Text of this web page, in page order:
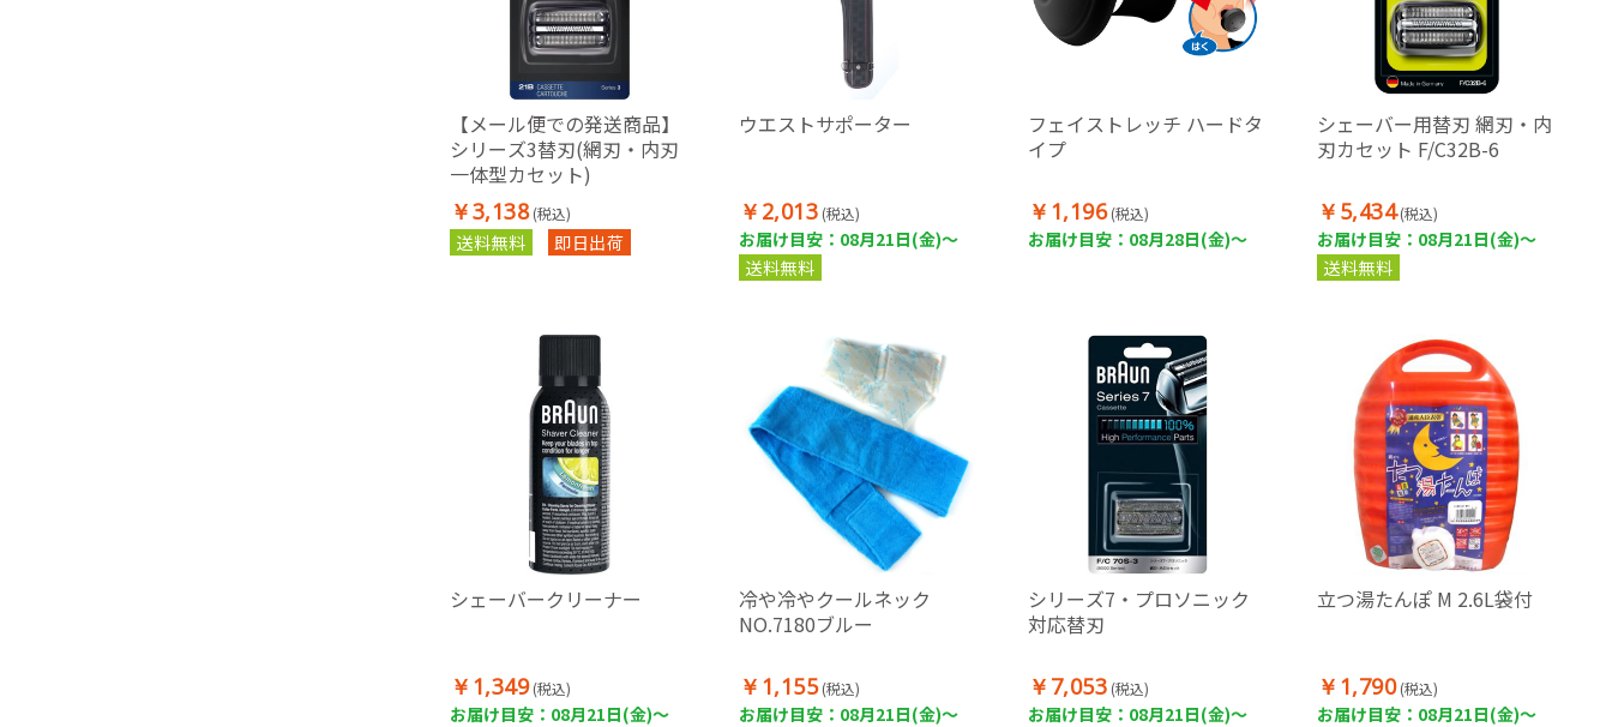
【メール便での発送商品】
シリーズ3替刃(網刃・内刃
一体型カセット)
￥3,138 (税込)
送料無料 即日出荷
ウエストサポーター
￥2,013 (税込)
お届け目安：08月21日(金)～
送料無料
フェイストレッチ ハードタ
イプ
￥1,196 (税込)
お届け目安：08月28日(金)～
シェーバー用替刃 網刃・内
刃カセット F/C32B-6
￥5,434 (税込)
お届け目安：08月21日(金)～
送料無料
シェーバークリーナー
￥1,349 (税込)
お届け目安：08月21日(金)～
冷や冷やクールネック
NO.7180ブルー
￥1,155 (税込)
お届け目安：08月21日(金)～
シリーズ7・プロソニック
対応替刃
￥7,053 (税込)
お届け目安：08月21日(金)～
立つ湯たんぽ M 2.6L袋付
￥1,790 (税込)
お届け目安：08月21日(金)～